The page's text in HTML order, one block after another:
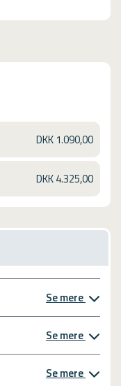
DKK 1.090,00
DKK 4.325,00
Se mere
Se mere
Se mere